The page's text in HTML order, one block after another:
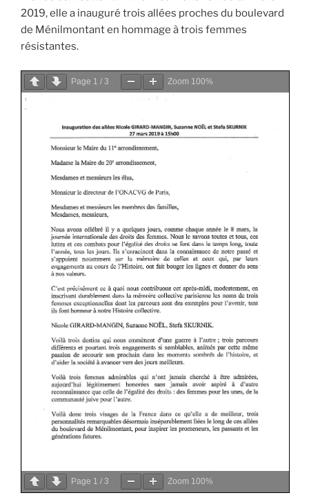
2019, elle a inauguré trois allées proches du boulevard
de Ménilmontant en hommage à trois femmes
résistantes.
Page 1 / 3 Zoom 100%
Page 1 / 3 Zoom 100%